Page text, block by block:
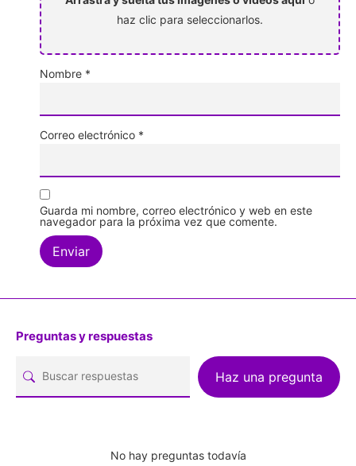
haz clic para seleccionarlos.
Nombre *
Correo electrónico *
Guarda mi nombre, correo electrónico y web en este
navegador para la próxima vez que comente.
Preguntas y respuestas
Haz una pregunta
No hay preguntas todavía